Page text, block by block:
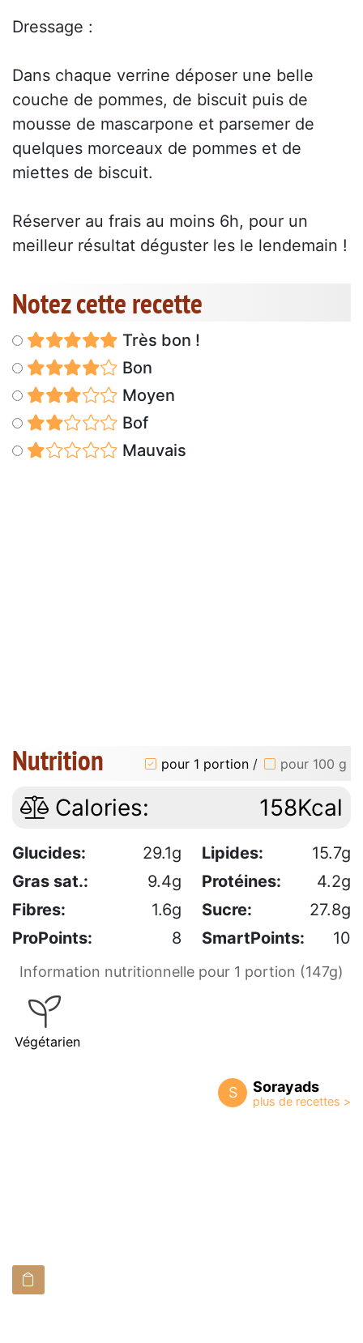
Dressage :
Dans chaque verrine déposer une belle
couche de pommes, de biscuit puis de
mousse de mascarpone et parsemer de
quelques morceaux de pommes et de
miettes de biscuit.
Réserver au frais au moins 6h, pour un
meilleur résultat déguster les le lendemain !
Notez cette recette
Très bon !
Bon
Moyen
Bof
Mauvais
Nutrition pour 1 portion / pour 100 g
Calories: 158Kcal
Glucides: 29.1g Lipides:
15.7g
Gras sat.:
9.4g Protéines:
4.2g
Fibres:
1.6g Sucre:
27.8g
ProPoints:
8 SmartPoints: 10
Information nutritionnelle pour 1 portion (147g)
Végétarien
S Sorayads